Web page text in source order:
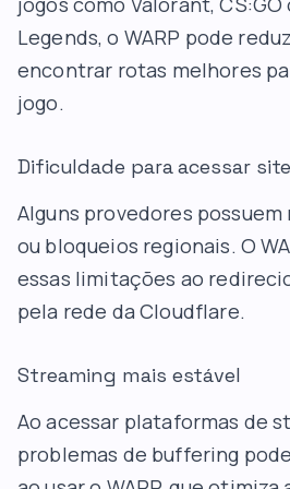
Legends, o WARP pode
encontrar rotas melhores
jogo.
Dificuldade para acessar
Alguns provedores
ou bloqueios regionais. O
essas limitações ao
pela rede da Cloudflare.
Streaming mais estável
Ao acessar plataformas de
problemas de buffering